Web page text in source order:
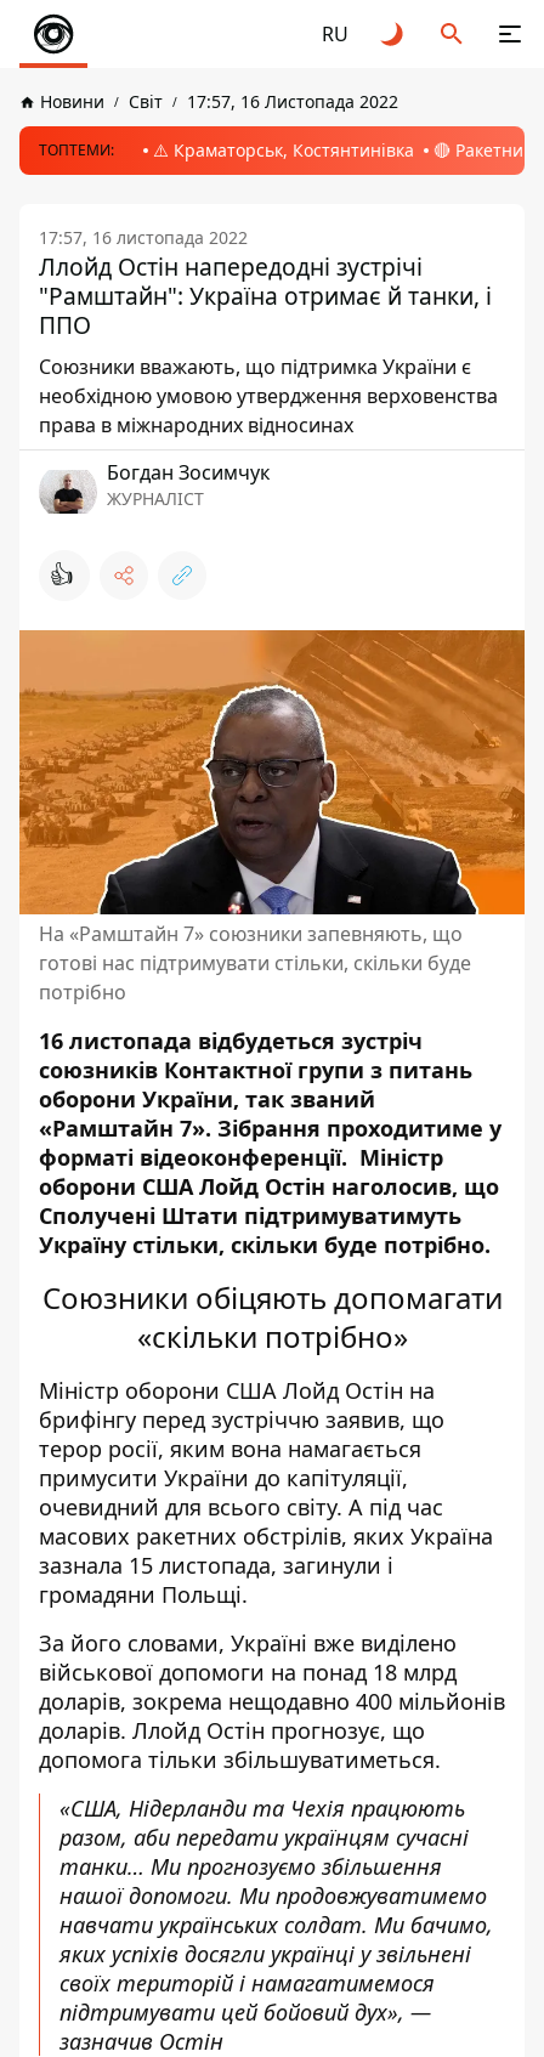
RU
Новини Світ 17:57, 16 Листопада 2022
ТОПТЕМИ: ⚠️ Краматорськ, Костянтинівка 🔴 Ракетний
17:57, 16 листопада 2022
Ллойд Остін напередодні зустрічі
"Рамштайн": Україна отримає й танки, і
ППО
Союзники вважають, що підтримка України є
необхідною умовою утвердження верховенства
права в міжнародних відносинах
Богдан Зосимчук
ЖУРНАЛІСТ
👍
На «Рамштайн 7» союзники запевняють, що
готові нас підтримувати стільки, скільки буде
потрібно
16 листопада відбудеться зустріч
союзників Контактної групи з питань
оборони України, так званий
«Рамштайн 7». Зібрання проходитиме у
форматі відеоконференції. Міністр
оборони США Лойд Остін наголосив, що
Сполучені Штати підтримуватимуть
Україну стільки, скільки буде потрібно.
Союзники обіцяють допомагати
«скільки потрібно»
Міністр оборони США Лойд Остін на
брифінгу перед зустріччю заявив, що
терор росії, яким вона намагається
примусити України до капітуляції,
очевидний для всього світу. А під час
масових ракетних обстрілів, яких Україна
зазнала 15 листопада, загинули і
громадяни Польщі.
За його словами, Україні вже виділено
військової допомоги на понад 18 млрд
доларів, зокрема нещодавно 400 мільйонів
доларів. Ллойд Остін прогнозує, що
допомога тільки збільшуватиметься.
«США, Нідерланди та Чехія працюють
разом, аби передати українцям сучасні
танки… Ми прогнозуємо збільшення
нашої допомоги. Ми продовжуватимемо
навчати українських солдат. Ми бачимо,
яких успіхів досягли українці у звільнені
своїх територій і намагатимемося
підтримувати цей бойовий дух», —
зазначив Остін